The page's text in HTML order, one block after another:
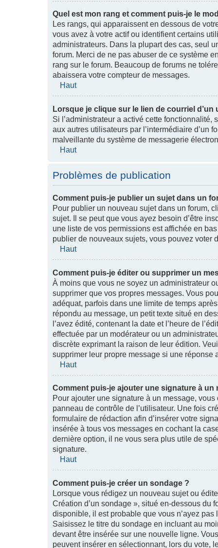
Quel est mon rang et comment puis-je le
Les rangs, qui apparaissent en dessous de
vous avez à votre actif ou identifient certains
administrateurs. Dans la plupart des cas, seul
forum. Merci de ne pas abuser de ce système
rang sur le forum. Beaucoup de forums ne
abaissera votre compteur de messages.
Haut
Lorsque je clique sur le lien de courriel
Si l’administrateur a activé cette
aux autres utilisateurs par l’intermédiaire d’un
malveillante du système de messagerie
Haut
Problèmes de publication
Comment puis-je publier un sujet dans un
Pour publier un nouveau sujet dans un forum,
sujet. Il se peut que vous ayez besoin d’être
une liste de vos permissions est affichée en
publier de nouveaux sujets, vous pouvez voter
Haut
Comment puis-je éditer ou supprimer un
À moins que vous ne soyez un administrateur
supprimer que vos propres messages. Vous
adéquat, parfois dans une limite de temps
répondu au message, un petit texte situé en
l’avez édité, contenant la date et l’heure de
effectuée par un modérateur ou un
discrète exprimant la raison de leur édition.
supprimer leur propre message si une réponse
Haut
Comment puis-je ajouter une signature à un
Pour ajouter une signature à un message,
panneau de contrôle de l’utilisateur. Une fois
formulaire de rédaction afin d’insérer votre
insérée à tous vos messages en cochant la
dernière option, il ne vous sera plus utile de
signature.
Haut
Comment puis-je créer un sondage ?
Lorsque vous rédigez un nouveau sujet ou
Création d’un sondage », situé en-dessous du
disponible, il est probable que vous n’ayez
Saisissez le titre du sondage en incluant au
devant être insérée sur une nouvelle ligne.
peuvent insérer en sélectionnant, lors du vote,